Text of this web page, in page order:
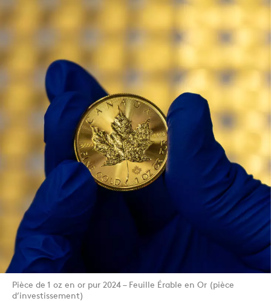
Pièce de 1 oz en or pur 2024 – Feuille Érable en Or (pièce
d’investissement)